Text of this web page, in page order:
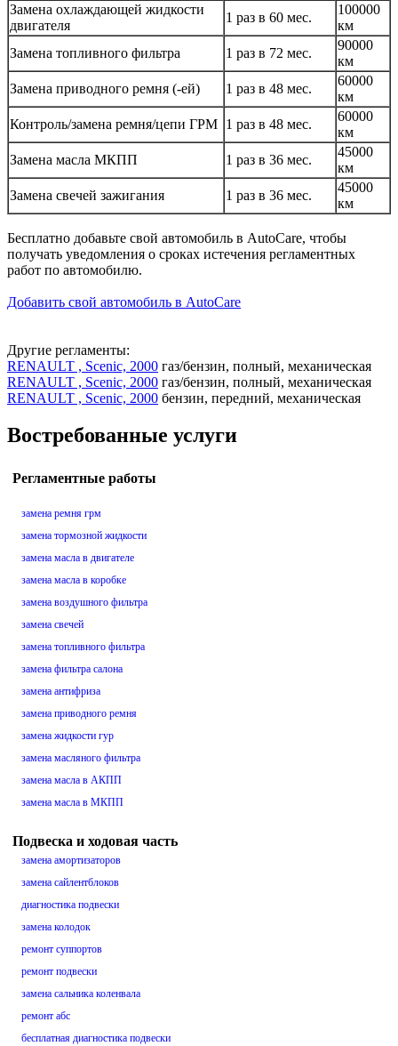
Замена охлаждающей жидкости
двигателя
1 раз в 60 мес.
100000
км
Замена топливного фильтра
1 раз в 72 мес.
90000
км
Замена приводного ремня (-ей)
1 раз в 48 мес.
60000
км
Контроль/замена ремня/цепи ГРМ 1 раз в 48 мес.
60000
км
Замена масла МКПП
1 раз в 36 мес.
45000
км
Замена свечей зажигания
1 раз в 36 мес.
45000
км
Бесплатно добавьте свой автомобиль в AutoCare, чтобы
получать уведомления о сроках истечения регламентных
работ по автомобилю.
Добавить свой автомобиль в AutoCare
Другие регламенты:
RENAULT , Scenic, 2000 газ/бензин, полный, механическая
RENAULT , Scenic, 2000 газ/бензин, полный, механическая
RENAULT , Scenic, 2000 бензин, передний, механическая
Востребованные услуги
Регламентные работы
замена ремня грм
замена тормозной жидкости
замена масла в двигателе
замена масла в коробке
замена воздушного фильтра
замена свечей
замена топливного фильтра
замена фильтра салона
замена антифриза
замена приводного ремня
замена жидкости гур
замена масляного фильтра
замена масла в АКПП
замена масла в МКПП
Подвеска и ходовая часть
замена амортизаторов
замена сайлентблоков
диагностика подвески
замена колодок
ремонт суппортов
ремонт подвески
замена сальника коленвала
ремонт абс
бесплатная диагностика подвески